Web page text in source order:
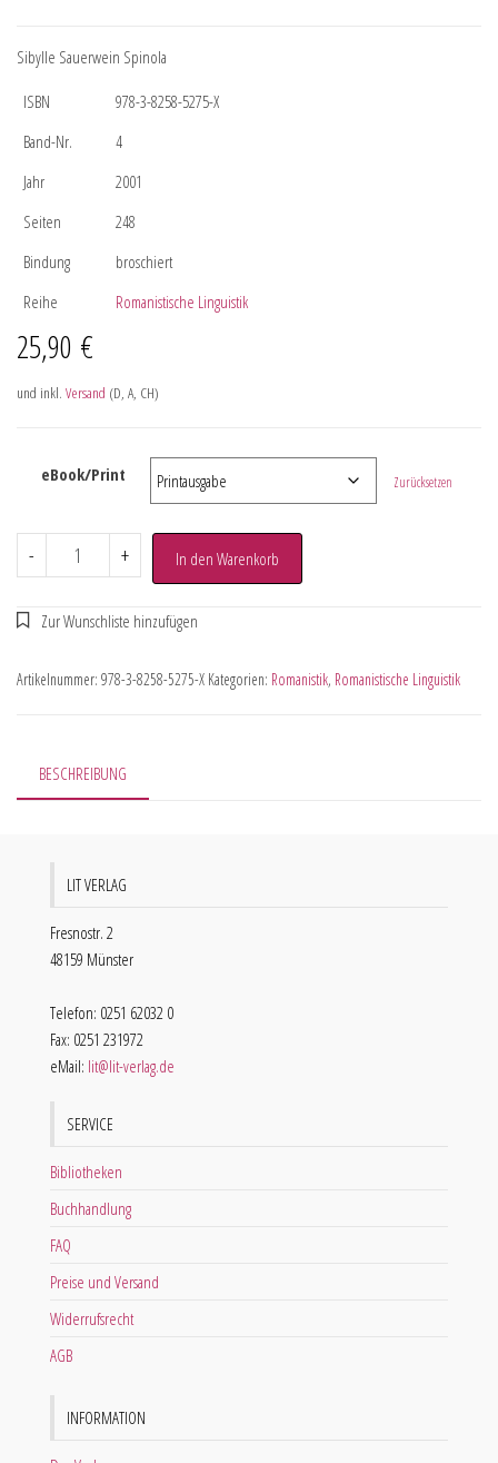
Sibylle Sauerwein Spinola
ISBN
978-3-8258-5275-X
Band-Nr.
4
Jahr
2001
Seiten
248
Bindung
broschiert
Reihe
Romanistische Linguistik
25,90 €
und inkl. Versand (D, A, CH)
eBook/Print Zurücksetzen
- + In den Warenkorb
Artikelnummer: 978-3-8258-5275-X Kategorien: Romanistik, Romanistische Linguistik
BESCHREIBUNG
LIT VERLAG
Fresnostr. 2
48159 Münster
Telefon: 0251 62032 0
Fax: 0251 231972
eMail: lit@lit-verlag.de
SERVICE
Bibliotheken
Buchhandlung
FAQ
Preise und Versand
Widerrufsrecht
AGB
INFORMATION